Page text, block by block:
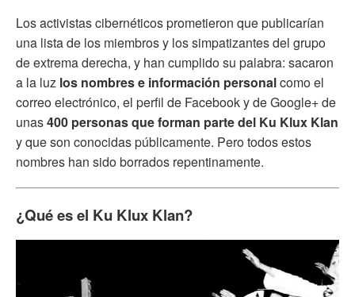
Los activistas cibernéticos prometieron que publicarían
una lista de los miembros y los simpatizantes del grupo
de extrema derecha, y han cumplido su palabra: sacaron
a la luz los nombres e información personalcomo el
correo electrónico, el perfil de Facebook y de Google+ de
unas400 personas que forman parte del Ku Klux Klan
y que son conocidas públicamente. Pero todos estos
nombres han sido borrados repentinamente.
¿Qué es el Ku Klux Klan?